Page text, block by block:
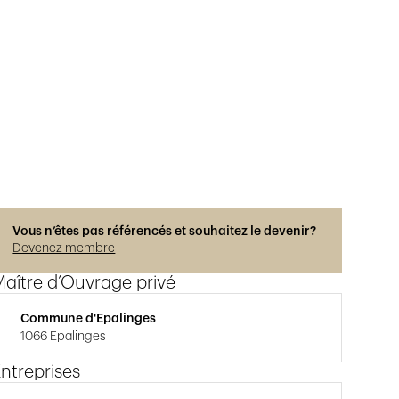
Vous n’êtes pas référencés et souhaitez le devenir?
Devenez membre
d’Ouvrage privé
Commune d'Epalinges
1066 Epalinges